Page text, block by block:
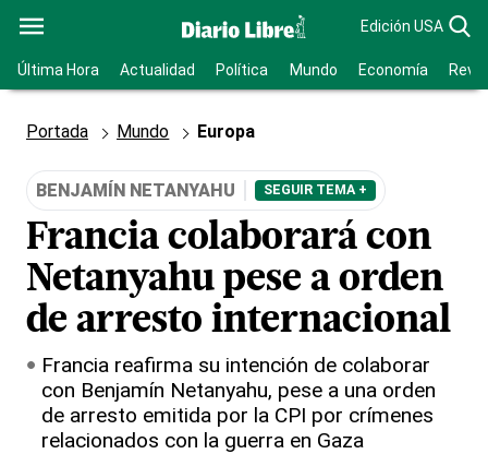
Edición USA
Última Hora Actualidad Política Mundo Economía
Portada Mundo Europa
BENJAMÍN NETANYAHU SEGUIR TEMA +
Francia colaborará con
Netanyahu pese a orden
de arresto internacional
Francia reafirma su intención de colaborar
con Benjamín Netanyahu, pese a una orden
de arresto emitida por la CPI por crímenes
relacionados con la guerra en Gaza